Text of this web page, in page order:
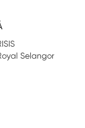
Selangor